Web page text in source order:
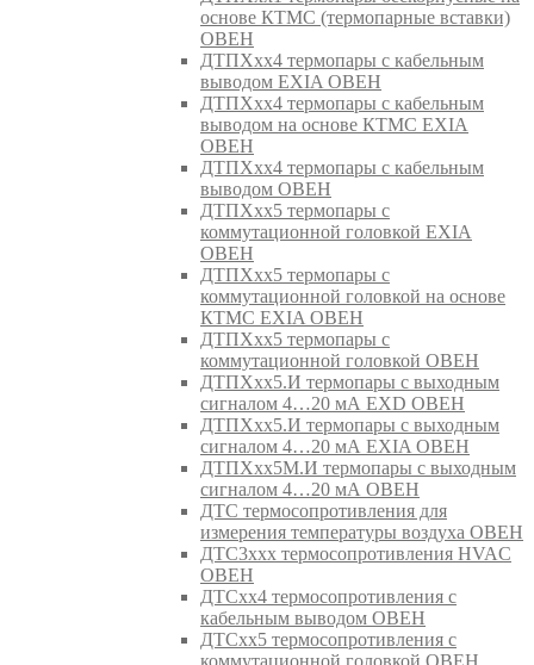
основе КТМС (термопарные вставки)
ОВЕН
ДТПХхх4 термопары с кабельным
выводом EXIA ОВЕН
ДТПХхх4 термопары с кабельным
выводом на основе КТМС EXIA
ОВЕН
ДТПХхх4 термопары с кабельным
выводом ОВЕН
ДТПХхх5 термопары с
коммутационной головкой EXIA
ОВЕН
ДТПХхх5 термопары с
коммутационной головкой на основе
КТМС EXIA ОВЕН
ДТПХхх5 термопары с
коммутационной головкой ОВЕН
ДТПХхх5.И термопары с выходным
сигналом 4…20 мА EXD ОВЕН
ДТПХхх5.И термопары с выходным
сигналом 4…20 мА EXIA ОВЕН
ДТПХхх5М.И термопары с выходным
сигналом 4…20 мА ОВЕН
ДТС термосопротивления для
измерения температуры воздуха ОВЕН
ДТС3ххх термосопротивления HVAC
ОВЕН
ДТСхх4 термосопротивления с
кабельным выводом ОВЕН
ДТСхх5 термосопротивления с
коммутационной головкой ОВЕН